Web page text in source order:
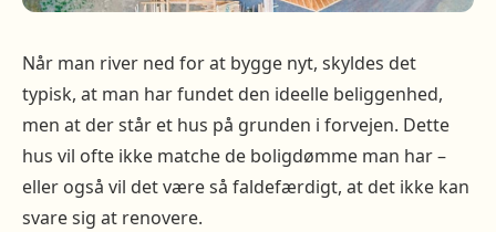
Når man river ned for at bygge nyt, skyldes det
typisk, at man har fundet den ideelle beliggenhed,
men at der står et hus på grunden i forvejen. Dette
hus vil ofte ikke matche de boligdømme man har –
eller også vil det være så faldefærdigt, at det ikke kan
svare sig at renovere.